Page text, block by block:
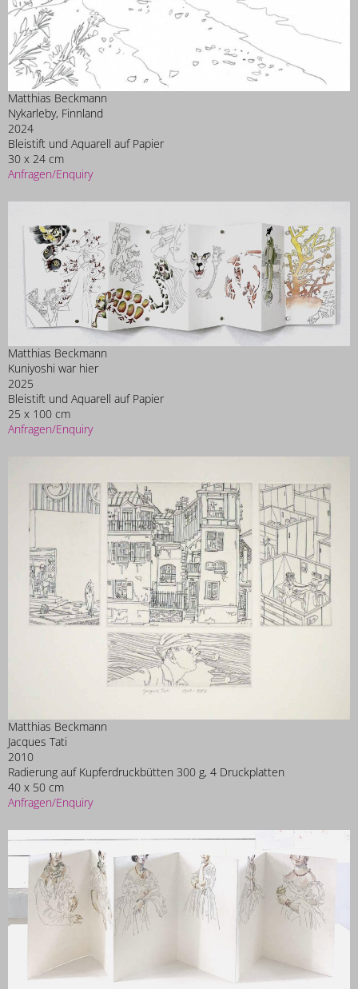
Matthias Beckmann
Nykarleby, Finnland
2024
Bleistift und Aquarell auf Papier
30 x 24 cm
Anfragen/Enquiry
Matthias Beckmann
Kuniyoshi war hier
2025
Bleistift und Aquarell auf Papier
25 x 100 cm
Anfragen/Enquiry
Matthias Beckmann
Jacques Tati
2010
Radierung auf Kupferdruckbütten 300 g, 4 Druckplatten
40 x 50 cm
Anfragen/Enquiry